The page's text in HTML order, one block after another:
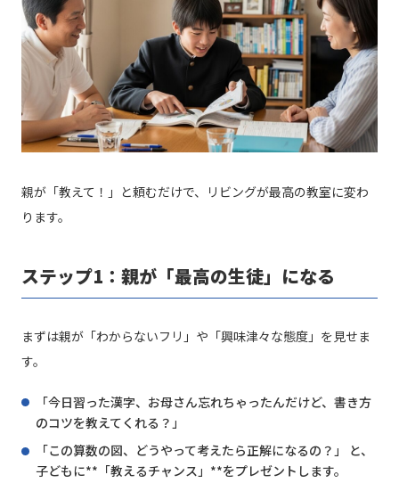
親が「教えて！」と頼むだけで、リビングが最高の教室に変わ
ります。
ステップ1：親が「最高の生徒」になる
まずは親が「わからないフリ」や「興味津々な態度」を見せま
す。
「今日習った漢字、お母さん忘れちゃったんだけど、書き方
のコツを教えてくれる？」
「この算数の図、どうやって考えたら正解になるの？」 と、
子どもに**「教えるチャンス」**をプレゼントします。